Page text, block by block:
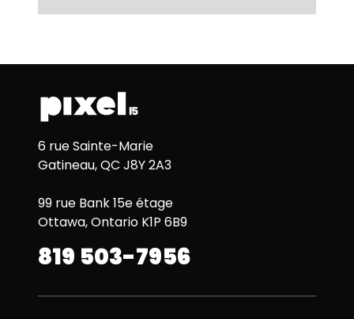
6 rue Sainte-Marie
Gatineau, QC J8Y 2A3
99 rue Bank 15e étage
Ottawa, Ontario K1P 6B9
819 503-7956